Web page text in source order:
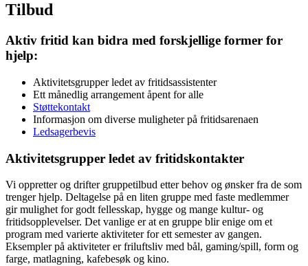
Tilbud
Aktiv fritid kan bidra med forskjellige former for
hjelp:
Aktivitetsgrupper ledet av fritidsassistenter
Ett månedlig arrangement åpent for alle
Støttekontakt
Informasjon om diverse muligheter på fritidsarenaen
Ledsagerbevis
Aktivitetsgrupper ledet av fritidskontakter
Vi oppretter og drifter gruppetilbud etter behov og ønsker fra de som
trenger hjelp. Deltagelse på en liten gruppe med faste medlemmer
gir mulighet for godt fellesskap, hygge og mange kultur- og
fritidsopplevelser. Det vanlige er at en gruppe blir enige om et
program med varierte aktiviteter for ett semester av gangen.
Eksempler på aktiviteter er friluftsliv med bål, gaming/spill, form og
farge, matlagning, kafebesøk og kino.